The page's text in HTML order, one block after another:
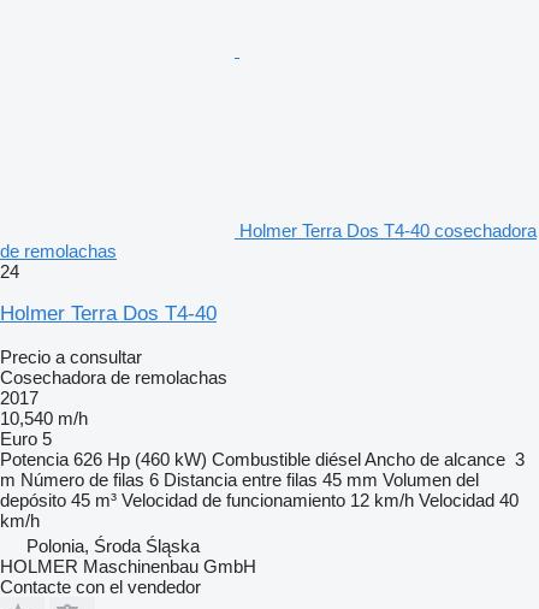
Holmer Terra Dos T4-40 cosechadora
de remolachas
24
Holmer Terra Dos T4-40
Precio a consultar
Cosechadora de remolachas
2017
10,540 m/h
Euro 5
Potencia 626 Hp (460 kW) Combustible diéselAncho de alcance 3
m Número de filas 6 Distancia entre filas 45 mm Volumen del
depósito 45 m³ Velocidad de funcionamiento 12 km/h Velocidad 40
km/h
Polonia, Środa Śląska
HOLMER Maschinenbau GmbH
Contacte con el vendedor